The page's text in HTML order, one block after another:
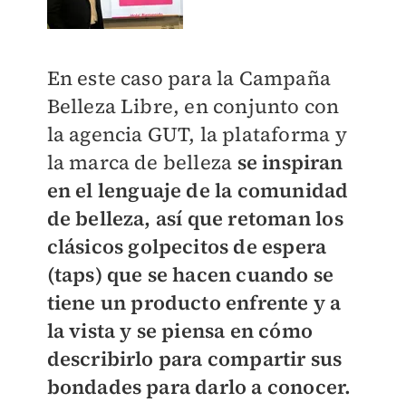
En este caso para la Campaña
Belleza Libre, en conjunto con
la agencia GUT, la plataforma y
la marca de belleza se inspiran
en el lenguaje de la comunidad
de belleza, así que retoman los
clásicos golpecitos de espera
(taps) que se hacen cuando se
tiene un producto enfrente y a
la vista y se piensa en cómo
describirlo para compartir sus
bondades para darlo a conocer.